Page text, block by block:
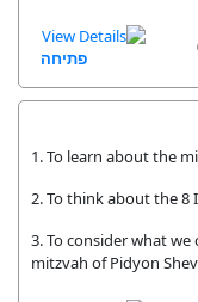
פתיחה
1. To learn about the
2. To think about the 8
3. To consider what
mitzvah of Pidyon